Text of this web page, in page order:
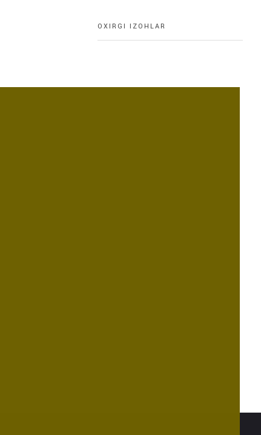
OXIRGI IZOHLAR